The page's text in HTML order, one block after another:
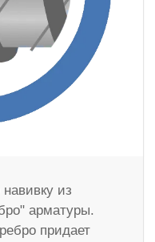
из
арматуры.
придает